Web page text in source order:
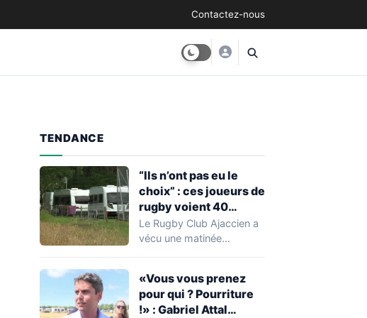
Contactez-nous
TENDANCE
“Ils n’ont pas eu le
choix” : ces joueurs de
rugby voient 40
caravanes de gens du
voyage s’installer
heure
Le Rugby Club Ajaccien a
vécu une matinée
découverte d'une…
«Vous vous prenez
pour qui ? Pourriture
!» : Gabriel Attal